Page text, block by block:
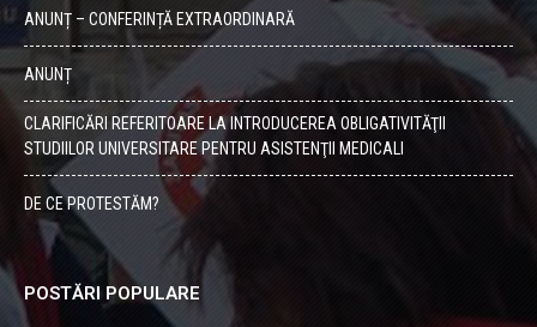
ANUNȚ – CONFERINȚĂ EXTRAORDINARĂ
ANUNȚ
CLARIFICĂRI REFERITOARE LA INTRODUCEREA OBLIGATIVITĂŢII
STUDIILOR UNIVERSITARE PENTRU ASISTENŢII MEDICALI
DE CE PROTESTĂM?
POSTĂRI POPULARE